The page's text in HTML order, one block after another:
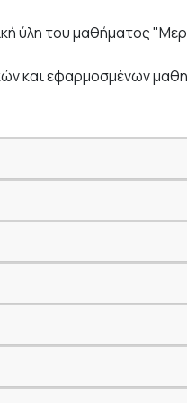
ύλη του μαθήματος
και εφαρμοσμένων